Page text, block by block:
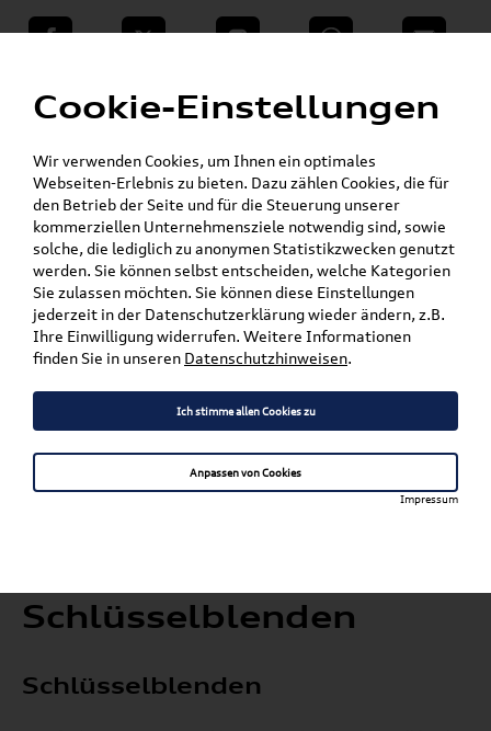
teilen Twitter Instagram WhatsApp E-Mail
VW Shop - VW Originalteile und Zubehör »
» Audi Original Zubehör »
» Schlüsselblenden
Mein Kundenkonto Warenkorb
Artikel für ihr Modell
Marke wählen
Modell wählen
Karosserieform wählen
Schlüsselblenden
Schlüsselblenden
Cookie-Einstellungen
Wir verwenden Cookies, um Ihnen ein optimales
Webseiten-Erlebnis zu bieten. Dazu zählen Cookies, die für
den Betrieb der Seite und für die Steuerung unserer
kommerziellen Unternehmensziele notwendig sind, sowie
solche, die lediglich zu anonymen Statistikzwecken genutzt
werden. Sie können selbst entscheiden, welche Kategorien
Sie zulassen möchten. Sie können diese Einstellungen
jederzeit in der Datenschutzerklärung wieder ändern, z.B.
Ihre Einwilligung widerrufen. Weitere Informationen
finden Sie in unseren Datenschutzhinweisen.
Ich stimme allen Cookies zu
Anpassen von Cookies
Impressum